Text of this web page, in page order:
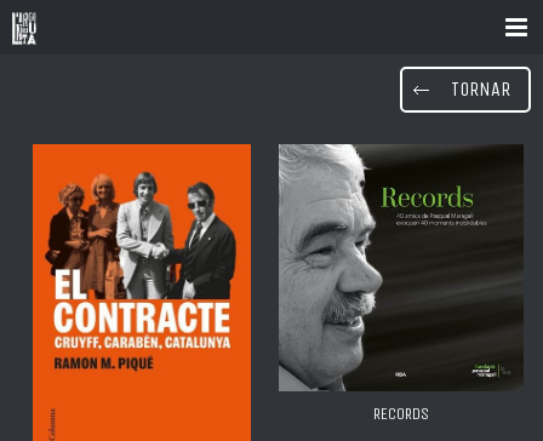
TORNAR
RECORDS